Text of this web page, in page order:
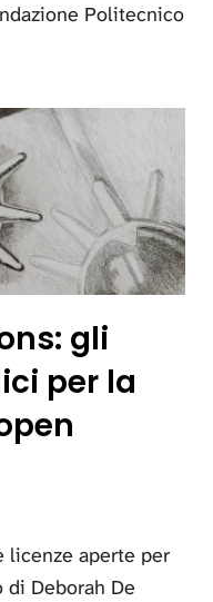
Politecnico
gli
per la
licenze aperte per
di Deborah De